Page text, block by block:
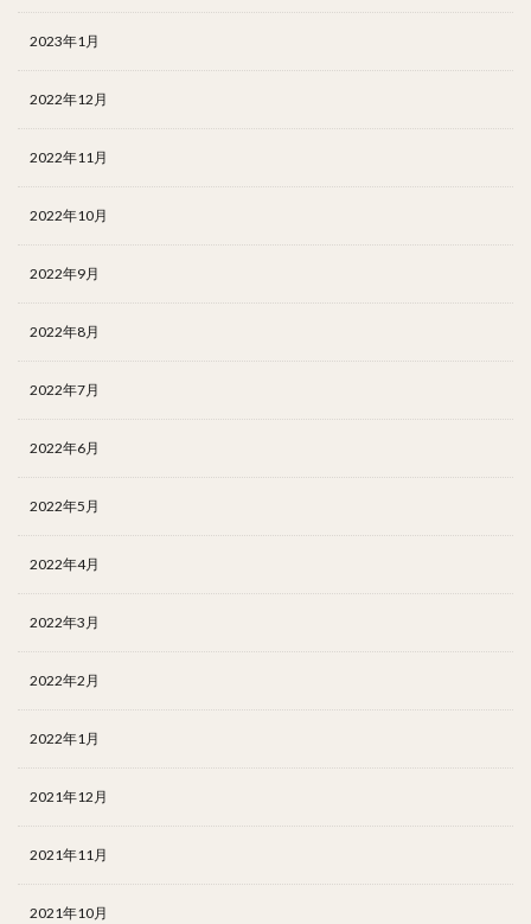
2023年1月
2022年12月
2022年11月
2022年10月
2022年9月
2022年8月
2022年7月
2022年6月
2022年5月
2022年4月
2022年3月
2022年2月
2022年1月
2021年12月
2021年11月
2021年10月